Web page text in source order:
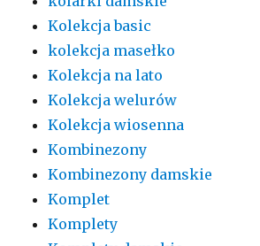
Kolekcja basic
kolekcja masełko
Kolekcja na lato
Kolekcja welurów
Kolekcja wiosenna
Kombinezony
Kombinezony damskie
Komplet
Komplety